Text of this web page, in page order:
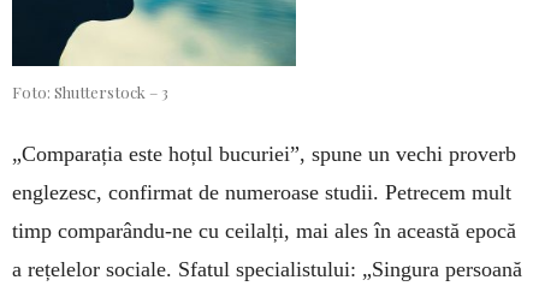
Foto: Shutterstock – 3
„Comparația este hoțul bucuriei”, spune un vechi proverb
englezesc, confirmat de numeroase studii. Petrecem mult
timp comparându-ne cu ceilalți, mai ales în această epocă
a rețelelor sociale. Sfatul specialistului: „Singura persoană